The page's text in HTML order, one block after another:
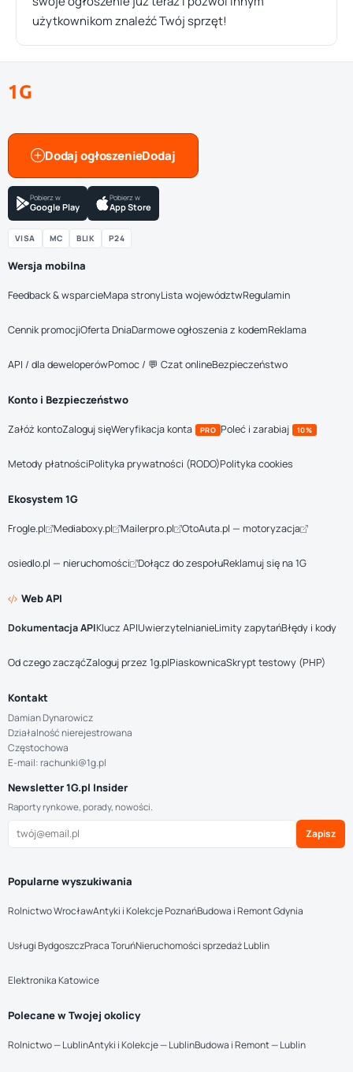
użytkownikom znaleźć Twój sprzęt!
1G
Dodaj ogłoszenie
Pobierz w
Google Play
Pobierz w
App Store
VISA MC BLIK P24
Wersja mobilna
Feedback & wsparcieMapa stronyLista województwRegulamin
Cennik promocjiOferta DniaDarmowe ogłoszenia z kodemReklama
API / dla deweloperówPomoc / 💬 Czat onlineBezpieczeństwo
Konto i Bezpieczeństwo
Załóż kontoZaloguj sięWeryfikacja konta PRO Poleć i zarabiaj 10%
Metody płatnościPolityka prywatności (RODO)Polityka cookies
Ekosystem 1G
Frogle.pl Mediaboxy.pl Mailerpro.pl OtoAuta.pl — motoryzacja
osiedlo.pl — nieruchomości Dołącz do zespołuReklamuj się na 1G
Web API
Dokumentacja APIKlucz APIUwierzytelnianieLimity zapytańBłędy i kody
Od czego zacząćZaloguj przez 1g.plPiaskownicaSkrypt testowy (PHP)
Kontakt
Damian Dynarowicz
Działalność nierejestrowana
Częstochowa
E-mail: rachunki@1g.pl
Newsletter 1G.pl Insider
Raporty rynkowe, porady, nowości.
Zapisz
Popularne wyszukiwania
Rolnictwo WrocławAntyki i Kolekcje PoznańBudowa i Remont Gdynia
Usługi BydgoszczPraca ToruńNieruchomości sprzedaż Lublin
Elektronika Katowice
Polecane w Twojej okolicy
Rolnictwo — LublinAntyki i Kolekcje — LublinBudowa i Remont — Lublin